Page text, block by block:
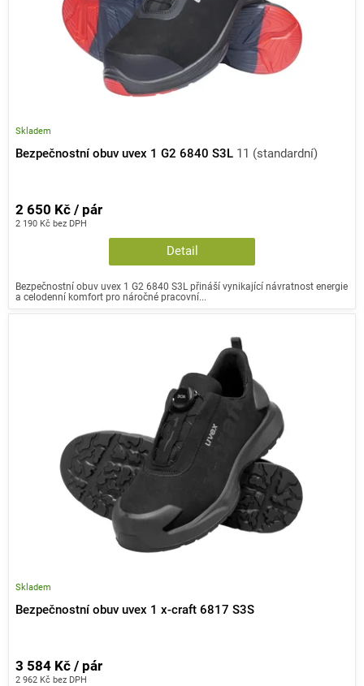
Bezpečnostní obuv uvex 1 G2 6840 S3L 11 (standardní)
Skladem
2 190 Kč bez DPH
2 650 Kč / pár
Detail
Bezpečnostní obuv uvex 1 G2 6840 S3L přináší vynikající návratnost energie
a celodenní komfort pro náročné pracovní...
Bezpečnostní obuv uvex 1 x-craft 6817 S3S
Skladem
2 962 Kč bez DPH
3 584 Kč / pár